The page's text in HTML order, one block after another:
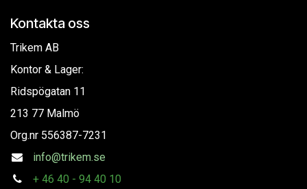
Kontakta oss
Trikem AB
Kontor & Lager:
Ridspögatan 11
213 77 Malmö
Org.nr 556387-7231
info@trikem.se
+ 46 40 - 94 40 10